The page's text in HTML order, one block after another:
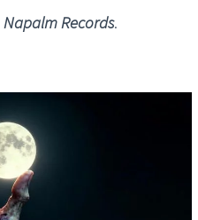
Napalm Records.